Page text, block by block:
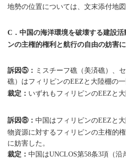
地勢の位置については、文末添付地図
C ．中国の海洋環境を破壊する建設
ンの主権的権利と航行の自由の妨害
訴因⑤： ミスチーフ礁（美済礁）、
礁）はフィリピンのEEZ と大陸棚の一
裁定： いずれもフィリピンのEEZ と
訴因⑧： 中国はフィリピンのEEZ と
物資源に対するフィリピンの主権的
に妨害した。
裁定： 中国はUNCLOS第58条3項（沿